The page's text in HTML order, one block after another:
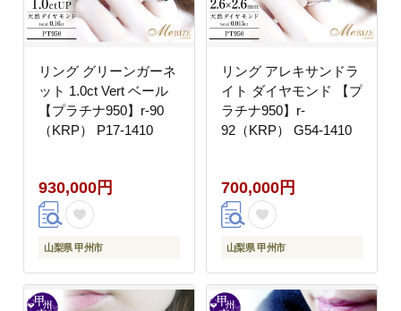
リング グリーンガーネ
ット 1.0ct Vert ベール
【プラチナ950】r-90
（KRP） P17-1410
930,000円
山梨県 甲州市
リング アレキサンドラ
イト ダイヤモンド 【プ
ラチナ950】r-
92（KRP） G54-1410
700,000円
山梨県 甲州市